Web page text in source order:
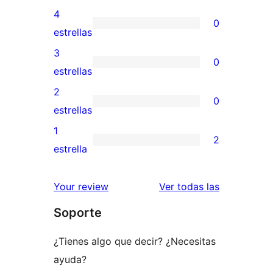
valoraciones
de
5
estrellas
0
valoraciones
de
4
estrellas
4
estrellas
0
0
valoraciones
de
3
estrellas
3
estrellas
0
0
valoraciones
de
estrellas
2
estrellas
0
2
de
estrellas
1
estrella
2
Your review Ver todas las
Soporte
¿Tienes algo que decir? ¿Necesitas
ayuda?